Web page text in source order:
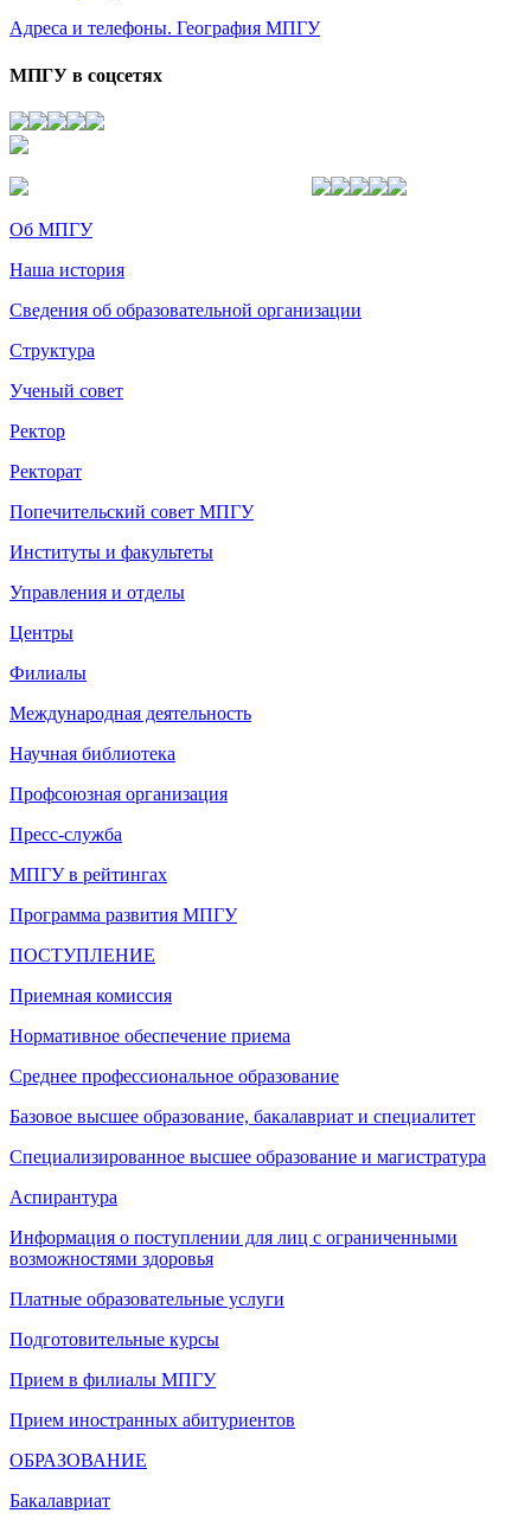
Адреса и телефоны. География МПГУ
МПГУ в соцсетях
Об МПГУ
Наша история
Сведения об образовательной организации
Структура
Ученый совет
Ректор
Ректорат
Попечительский совет МПГУ
Институты и факультеты
Управления и отделы
Центры
Филиалы
Международная деятельность
Научная библиотека
Профсоюзная организация
Пресс-служба
МПГУ в рейтингах
Программа развития МПГУ
ПОСТУПЛЕНИЕ
Приемная комиссия
Нормативное обеспечение приема
Среднее профессиональное образование
Базовое высшее образование, бакалавриат и специалитет
Специализированное высшее образование и магистратура
Аспирантура
Информация о поступлении для лиц с ограниченными
возможностями здоровья
Платные образовательные услуги
Подготовительные курсы
Прием в филиалы МПГУ
Прием иностранных абитуриентов
ОБРАЗОВАНИЕ
Бакалавриат